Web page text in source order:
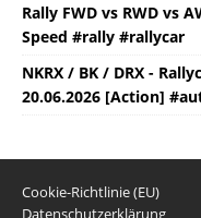
Rally FWD vs RWD vs
Speed #rally #rallycar
NKRX / BK / DRX -
20.06.2026 [Action]
Cookie-Richtlinie (EU)
Datenschutzerklärung